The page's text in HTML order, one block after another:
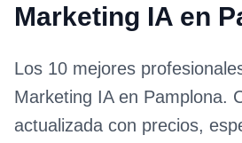
Marketing IA en
Los 10 mejores
Marketing IAen Pamplona.
actualizada con precios,